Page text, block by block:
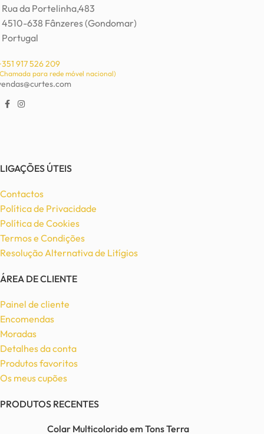
Rua da Portelinha,483
4510-638 Fânzeres (Gondomar)
Portugal
917 526 209
para rede móvel nacional)
LIGAÇÕES ÚTEIS
Contactos
Política de Privacidade
Política de Cookies
Termos e Condições
Resolução Alternativa de Litígios
ÁREA DE CLIENTE
Painel de cliente
Encomendas
Moradas
Detalhes da conta
Produtos favoritos
Os meus cupões
PRODUTOS RECENTES
Colar Multicolorido em Tons Terra